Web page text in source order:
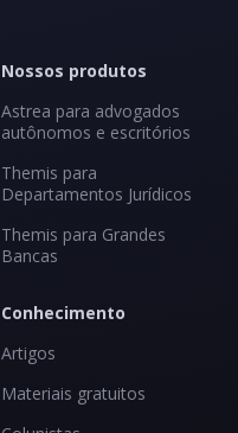
Nossos produtos
Astrea para advogados
autônomos e escritórios
Themis para
Departamentos Jurídicos
Themis para Grandes
Bancas
Conhecimento
Artigos
Materiais gratuitos